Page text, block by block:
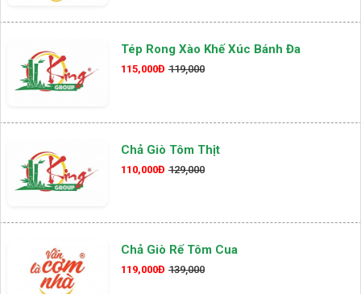
Tép Rong Xào Khế Xúc Bánh Đa
115,000Đ 119,000
Chả Giò Tôm Thịt
110,000Đ 129,000
Chả Giò Rế Tôm Cua
119,000Đ 139,000